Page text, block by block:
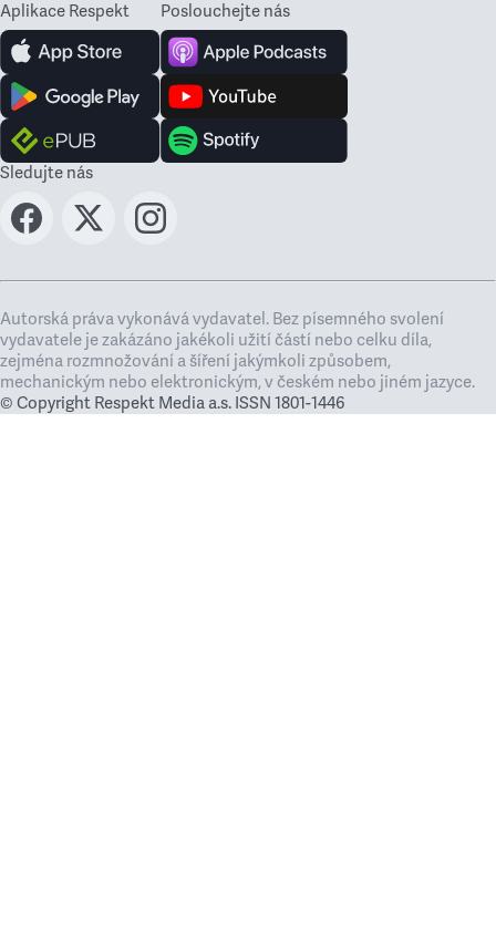
Aplikace Respekt Poslouchejte nás
Sledujte nás
Autorská práva vykonává vydavatel. Bez písemného svolení
vydavatele je zakázáno jakékoli užití částí nebo celku díla,
zejména rozmnožování a šíření jakýmkoli způsobem,
mechanickým nebo elektronickým, v českém nebo jiném jazyce.
© Copyright Respekt Media a.s. ISSN 1801-1446